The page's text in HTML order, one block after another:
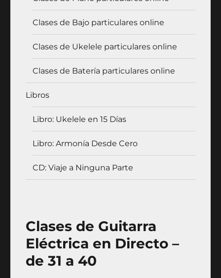
Clases de Bajo particulares online
Clases de Ukelele particulares online
Clases de Batería particulares online
Libros
Libro: Ukelele en 15 Días
Libro: Armonía Desde Cero
CD: Viaje a Ninguna Parte
Clases de Guitarra
Eléctrica en Directo –
de 31 a 40